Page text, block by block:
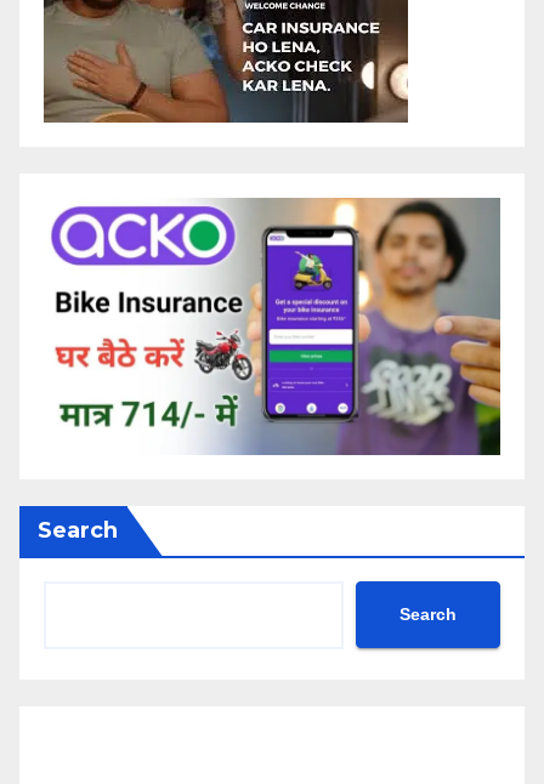
Search
Search